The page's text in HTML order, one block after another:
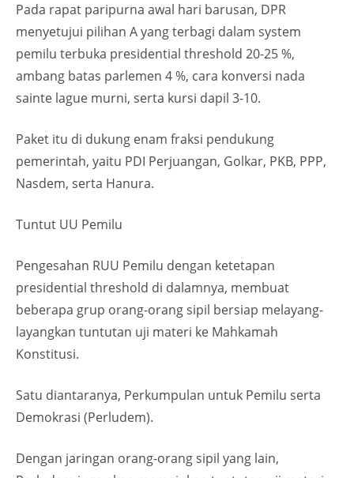
Pada rapat paripurna awal hari barusan, DPR
menyetujui pilihan A yang terbagi dalam system
pemilu terbuka presidential threshold 20-25 %,
ambang batas parlemen 4 %, cara konversi nada
sainte lague murni, serta kursi dapil 3-10.
Paket itu di dukung enam fraksi pendukung
pemerintah, yaitu PDI Perjuangan, Golkar, PKB, PPP,
Nasdem, serta Hanura.
Tuntut UU Pemilu
Pengesahan RUU Pemilu dengan ketetapan
presidential threshold di dalamnya, membuat
beberapa grup orang-orang sipil bersiap melayang-
layangkan tuntutan uji materi ke Mahkamah
Konstitusi.
Satu diantaranya, Perkumpulan untuk Pemilu serta
Demokrasi (Perludem).
Dengan jaringan orang-orang sipil yang lain,